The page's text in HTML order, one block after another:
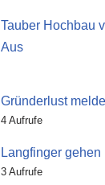
Tauber Hochbau
Aus
Gründerlust
4 Aufrufe
Langfinger
3 Aufrufe